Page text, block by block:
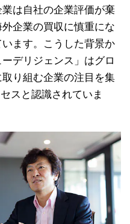
は自社の企業評価が棄
企業の買収に慎重にな
ます。こうした背景か
デリジェンス」はグロ
り組む企業の注目を集
スと認識されていま